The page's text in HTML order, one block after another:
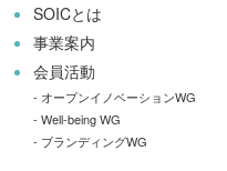
SOICとは
事業案内
会員活動
- オープンイノベーションWG
- Well-being WG
- ブランディングWG